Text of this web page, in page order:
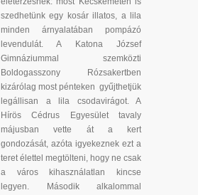
szedhetünk egy kosár illatos, a lila
minden árnyalatában pompázó
levendulát. A Katona József
Gimnáziummal szemközti
Boldogasszony Rózsakertben
kizárólag most pénteken gyűjthetjük
legállisan a lila csodavirágot. A
Hírös Cédrus Egyesület tavaly
májusban vette át a kert
gondozását, azóta igyekeznek ezt a
teret élettel megtölteni, hogy ne csak
a város kihasználatlan kincse
legyen. Második alkalommal